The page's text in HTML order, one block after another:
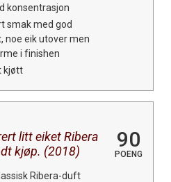
konsentrasjon
smak med god
eik utover men
i finishen
kjøtt
litt eiket Ribera
kjøp. (2018)
90
POENG
Ribera-duft